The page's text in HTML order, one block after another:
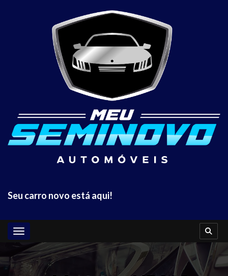
Seu carro novo está aqui!
Toggle navigation